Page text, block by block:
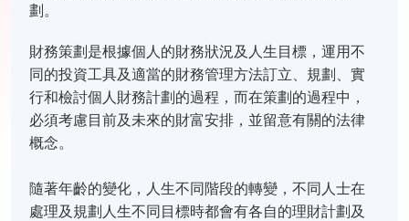
劃。
財務策劃是根據個人的財務狀況及人生目標，運用不
同的投資工具及適當的財務管理方法訂立、規劃、實
行和檢討個人財務計劃的過程，而在策劃的過程中，
必須考慮目前及未來的財富安排，並留意有關的法律
概念。
隨著年齡的變化，人生不同階段的轉變，不同人士在
處理及規劃人生不同目標時都會有各自的理財計劃及